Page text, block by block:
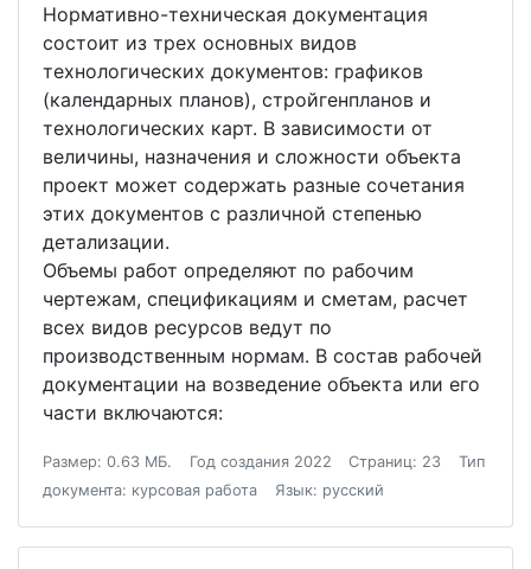
Нормативно-техническая документация
состоит из трех основных видов
технологических документов: графиков
(календарных планов), стройгенпланов и
технологических карт. В зависимости от
величины, назначения и сложности объекта
проект может содержать разные сочетания
этих документов с различной степенью
детализации.
Объемы работ определяют по рабочим
чертежам, спецификациям и сметам, расчет
всех видов ресурсов ведут по
производственным нормам. В состав рабочей
документации на возведение объекта или его
части включаются:
Размер: 0.63 МБ. Год создания 2022 Страниц: 23
Тип
документа: курсовая работа
Язык: русский